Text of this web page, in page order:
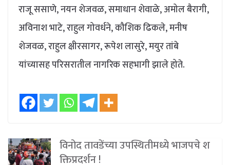
राजू ससाणे, नयन शेजवळ, समाधान शेवाळे, अमोल बैरागी,
अविनाश भाटे, राहुल गोवर्धने, कौशिक ढिकले, मनीष
शेजवळ, राहुल क्षीरसागर, रूपेश लासुरे, मयुर तांबे
यांच्यासह परिसरातील नागरिक सहभागी झाले होते.
विनोद तावडेंच्या उपस्थितीमध्ये भाजपचे श
क्तिप्रदर्शन !